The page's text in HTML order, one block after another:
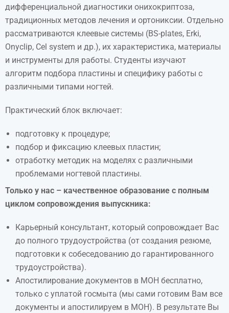
дифференциальной диагностики онихокриптоза,
традиционных методов лечения и ортониксии. Отдельно
рассматриваются клеевые системы (BS-plates, Erki,
Onyclip, Cel system и др.), их характеристика, материалы
и инструменты для работы. Студенты изучают
алгоритм подбора пластины и специфику работы с
различными типами ногтей.
Практический блок включает:
подготовку к процедуре;
подбор и фиксацию клеевых пластин;
отработку методик на моделях с различными
проблемами ногтевой пластины.
Только у нас – качественное образование с полным
циклом сопровождения выпускника:
Карьерный консультант, который сопровождает Вас
до полного трудоустройства (от создания резюме,
подготовки к собеседованию до гарантированного
трудоустройства).
Апостилирование документов в МОН бесплатно,
только с уплатой госмыта (мы сами готовим Вам все
документы и апостилируем в МОН). В результате Вы